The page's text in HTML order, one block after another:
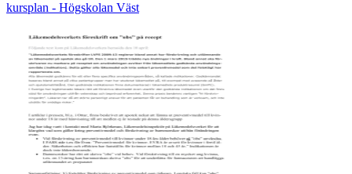
kursplan - Högskolan Väst